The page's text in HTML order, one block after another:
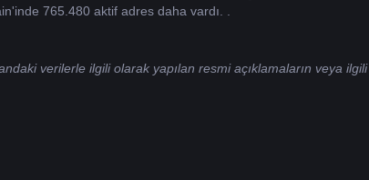
765.480 aktif adres daha vardı. .
verilerle ilgili olarak yapılan resmi açıklamaların veya